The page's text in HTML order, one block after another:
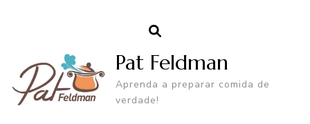
Pat Feldman
Aprenda a preparar comida de
verdade!